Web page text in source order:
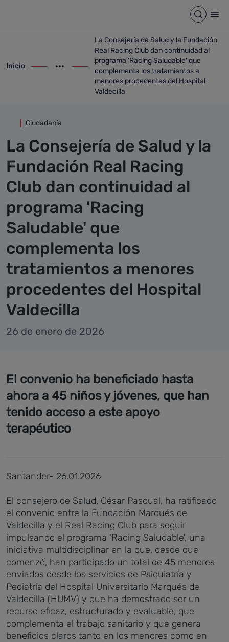
Abrir
ir-a inicio
Inicio
Mostrar opciones del camino de migas
ir-a La Consejería de Salud y la
La Consejería de Salud y la Fundación
Real Racing Club dan continuidad al
programa 'Racing Saludable' que
complementa los tratamientos a
menores procedentes del Hospital
Valdecilla
Ciudadanía
La Consejería de Salud y la
Fundación Real Racing
Club dan continuidad al
programa 'Racing
Saludable' que
complementa los
tratamientos a menores
procedentes del Hospital
Valdecilla
26 de enero de 2026
El convenio ha beneficiado hasta
ahora a 45 niños y jóvenes, que han
tenido acceso a este apoyo
terapéutico
Santander- 26.01.2026
El consejero de Salud, César Pascual, ha ratificado
el convenio entre la Fundación Marqués de
Valdecilla y el Real Racing Club para seguir
impulsando el programa 'Racing Saludable', una
iniciativa multidisciplinar en la que, desde que
comenzó, han participado un total de 45 menores
enviados desde los servicios de Psiquiatría y
Pediatría del Hospital Universitario Marqués de
Valdecilla (HUMV) y que ha demostrado ser un
recurso eficaz, estructurado y evaluable, que
complementa el trabajo sanitario y que genera
beneficios claros tanto en los menores como en